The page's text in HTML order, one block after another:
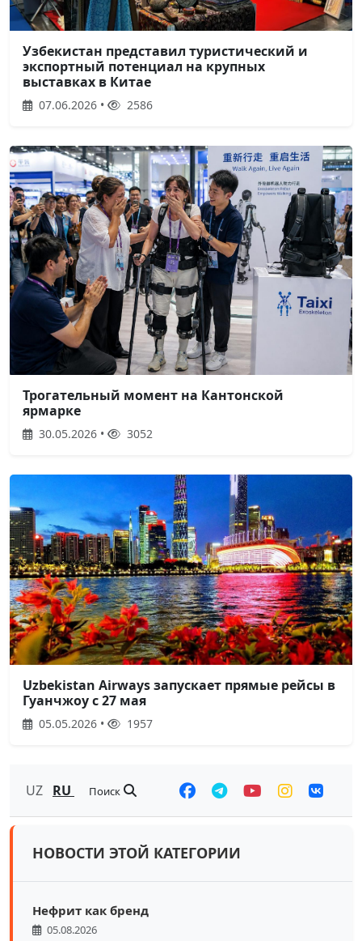
Узбекистан представил туристический и
экспортный потенциал на крупных
выставках в Китае
07.06.2026 • 2586
Трогательный момент на Кантонской
ярмарке
30.05.2026 • 3052
Uzbekistan Airways запускает прямые рейсы в
Гуанчжоу с 27 мая
05.05.2026 • 1957
UZ RU Поиск
НОВОСТИ ЭТОЙ КАТЕГОРИИ
Нефрит как бренд
05.08.2026